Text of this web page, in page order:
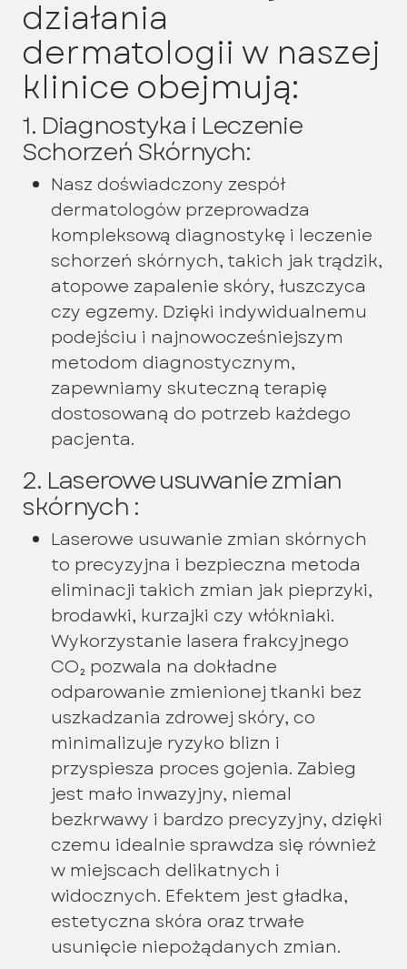
działania
dermatologii w naszej
klinice obejmują:
1. Diagnostyka i Leczenie
Schorzeń Skórnych:
Nasz doświadczony zespół
dermatologów przeprowadza
kompleksową diagnostykę i leczenie
schorzeń skórnych, takich jak trądzik,
atopowe zapalenie skóry, łuszczyca
czy egzemy. Dzięki indywidualnemu
podejściu i najnowocześniejszym
metodom diagnostycznym,
zapewniamy skuteczną terapię
dostosowaną do potrzeb każdego
pacjenta.
2. Laserowe usuwanie zmian
skórnych :
Laserowe usuwanie zmian skórnych
to precyzyjna i bezpieczna metoda
eliminacji takich zmian jak pieprzyki,
brodawki, kurzajki czy włókniaki.
Wykorzystanie lasera frakcyjnego
CO₂ pozwala na dokładne
odparowanie zmienionej tkanki bez
uszkadzania zdrowej skóry, co
minimalizuje ryzyko blizn i
przyspiesza proces gojenia. Zabieg
jest mało inwazyjny, niemal
bezkrwawy i bardzo precyzyjny, dzięki
czemu idealnie sprawdza się również
w miejscach delikatnych i
widocznych. Efektem jest gładka,
estetyczna skóra oraz trwałe
usunięcie niepożądanych zmian.